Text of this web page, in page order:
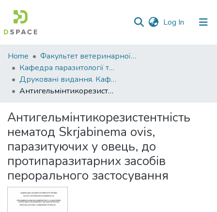
Log In (current)
Communities
&
Collections
Statistics
Home
Факультет ветеринарної медицини
Кафедра паразитології та ветеринарно-санітарної експертизи
Друковані видання. Кафедра паразитології та ветеринарно-санітарної експертизи
Антигельмінтикорезистентність нематод Skrjabinema ovis, паразитуючих у овець, до протипаразитарних засобів перорального застосування
Антигельмінтикорезистентність
нематод Skrjabinema ovis,
паразитуючих у овець, до
протипаразитарних засобів
перорального застосування